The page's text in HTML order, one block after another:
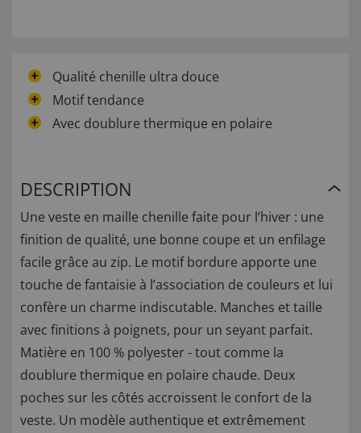
Qualité chenille ultra douce
Motif tendance
Avec doublure thermique en polaire
DESCRIPTION
Une veste en maille chenille faite pour l’hiver : une
finition de qualité, une bonne coupe et un enfilage
facile grâce au zip. Le motif bordure apporte une
touche de fantaisie à l’association de couleurs et lui
confère un charme indiscutable. Manches et taille
avec finitions à poignets, pour un seyant parfait.
Matière en 100 % polyester - tout comme la
doublure thermique en polaire chaude. Deux
poches sur les côtés accroissent le confort de la
veste. Un modèle authentique et extrêmement